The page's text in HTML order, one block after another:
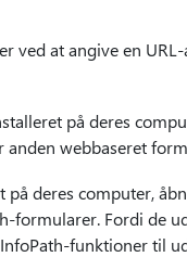
ved at angive en
på deres
anden webbaseret
deres computer,
formularer. Fordi de
funktioner til